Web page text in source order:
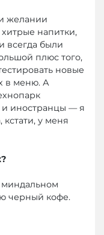
желании
напитки,
всегда были
плюс того,
новые
в меню. А
и иностранцы — я
у меня
черный кофе.